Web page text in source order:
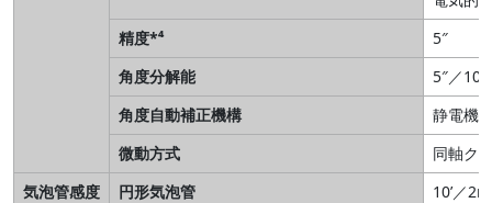
精度*⁴
5″
角度分解能
5″／
角度自動補正機構
静電機
微動方式
同軸ク
気泡管感度
円形気泡管
10’／